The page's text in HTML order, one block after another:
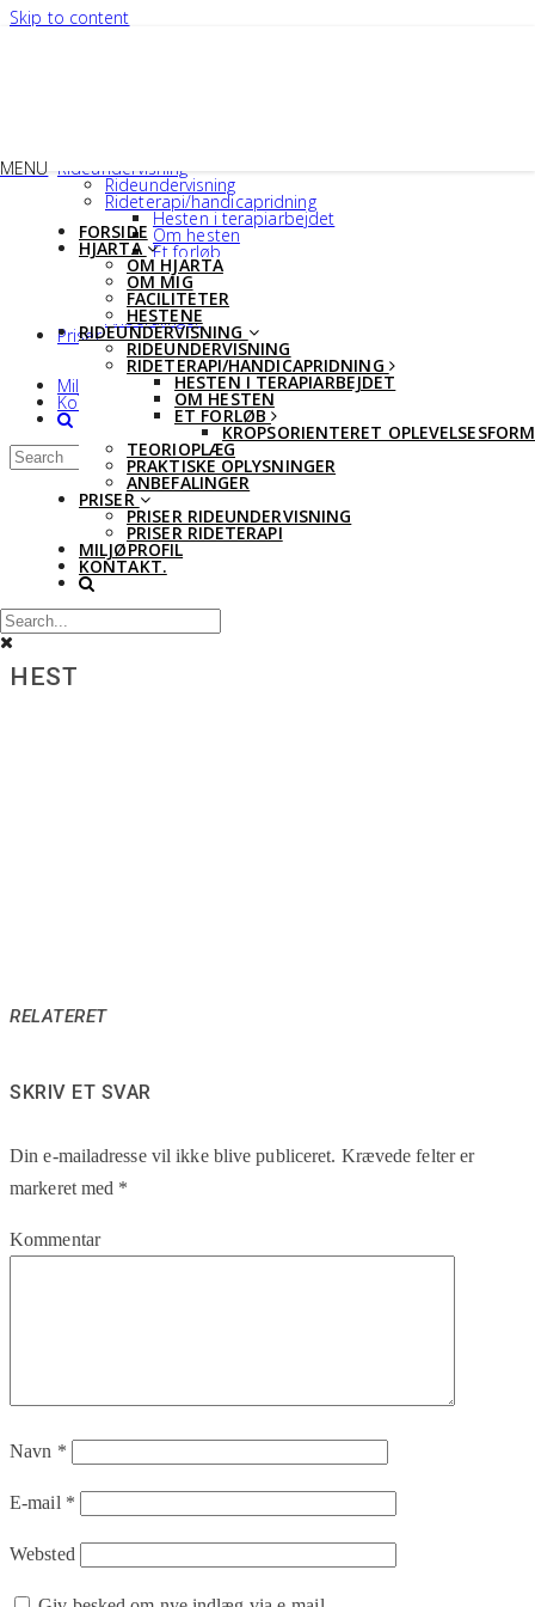
Skip to content
MENU
FORSIDE
HJARTA
OM HJARTA
OM MIG
FACILITETER
HESTENE
RIDEUNDERVISNING
RIDEUNDERVISNING
RIDETERAPI/HANDICAPRIDNING
HESTEN I TERAPIARBEJDET
OM HESTEN
ET FORLØB
KROPSORIENTERET OPLEVELSESFORM
TEORIOPLÆG
PRAKTISKE OPLYSNINGER
ANBEFALINGER
PRISER
PRISER RIDEUNDERVISNING
PRISER RIDETERAPI
MILJØPROFIL
KONTAKT.
Close Menu
Rideundervisning
Rideundervisning
Rideterapi/handicapridning
Hesten i terapiarbejdet
Om hesten
Et forløb
Kropsorienteret oplevelsesform
Teorioplæg
Praktiske oplysninger
Anbefalinger
Priser
Priser rideundervisning
Priser rideterapi
Miljøprofil
Kontakt.
HEST
RELATERET
SKRIV ET SVAR
Din e-mailadresse vil ikke blive publiceret. Krævede felter er
markeret med *
Kommentar
Navn *
E-mail *
Websted